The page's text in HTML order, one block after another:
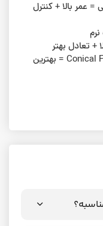
= عمر بالا + کنترل
چرخ برند Spitfire کلاسیک مدل Conical Full = بهترین